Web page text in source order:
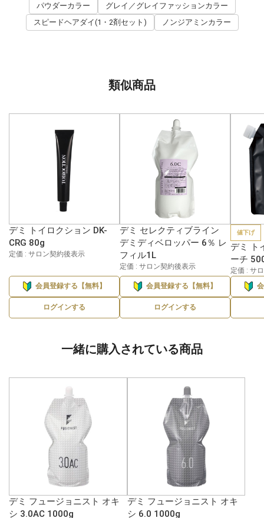
パウダーカラー
グレイ／グレイファッションカラー
スピードヘアダイ(1・2剤セット)
ノンジアミンカラー
類似商品
デミ トイロクション DK-
CRG 80g
定価 : サロン契約後表示
会員登録する【無料】
ログインする
デミ セレクティブライン
デミディベロッパー 6％ レ
フィル1L
定価 : サロン契約後表示
会員登録する【無料】
ログインする
値下げ
デミ ト
ーチ
定価 : サ
一緒に購入されている商品
デミ フュージョニスト オキ
シ 3.0AC 1000g
デミ フュージョニスト オキ
シ 6.0 1000g